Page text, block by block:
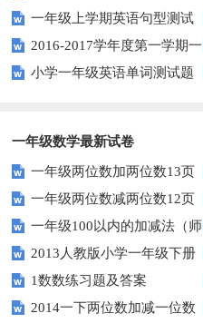
测试题
一年级上学期英语句型测试
题 2016-2017学年度第一学期一
起一年级英语期中试卷
小学一年级英语单词测试题
一年级数学最新试卷
一年级两位数加两位数13页
一年级两位数减两位数12页
一年级100以内的加减法（师
版）2013人教版小学一年级下册
第三单元整理与复习（一）练习
题
1数数练习题及答案
2014一下两位数加减一位数